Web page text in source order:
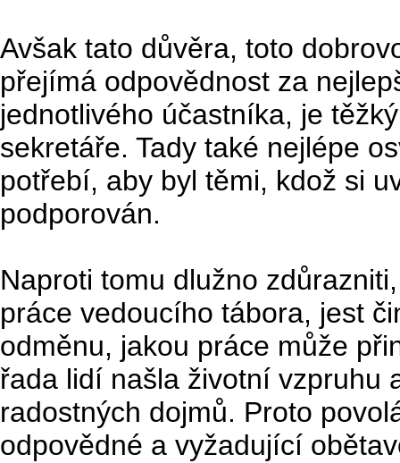
Avšak tato důvěra, toto
přejímá odpovědnost za
jednotlivého účastníka, je
sekretáře. Tady také nejlépe
potřebí, aby byl těmi, kdož si
podporován.
Naproti tomu dlužno
práce vedoucího tábora, jest
odměnu, jakou práce může
řada lidí našla životní vzpruhu
radostných dojmů. Proto
odpovědné a vyžadující